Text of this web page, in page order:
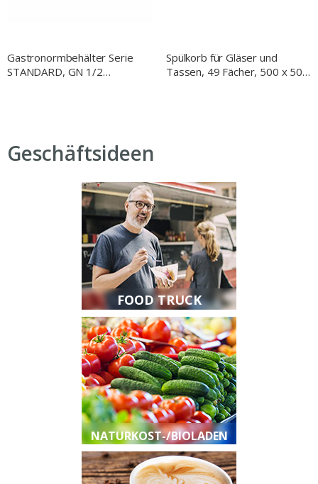
Gastronormbehälter Serie
STANDARD, GN 1/2
Spülkorb für Gläser und
Tassen, 49 Fächer, 500 x 500
Geschäftsideen
FOOD TRUCK
NATURKOST-/BIOLADEN